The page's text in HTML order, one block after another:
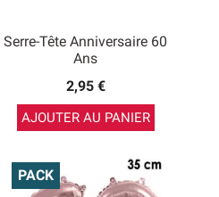
Serre-Tête Anniversaire 60
Ans
2,95 €
AJOUTER AU PANIER
PACK